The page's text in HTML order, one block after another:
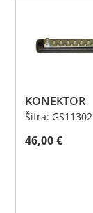
KONEKTOR
Šifra: GS11302
46,00€